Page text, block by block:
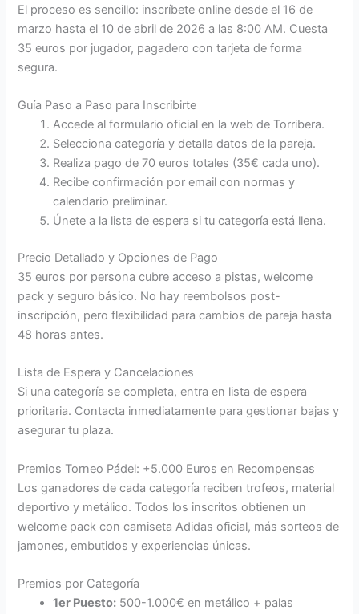
El proceso es sencillo: inscríbete online desde el 16 de
marzo hasta el 10 de abril de 2026 a las 8:00 AM. Cuesta
35 euros por jugador, pagadero con tarjeta de forma
segura.
Guía Paso a Paso para Inscribirte
Accede al formulario oficial en la web de Torribera.
Selecciona categoría y detalla datos de la pareja.
Realiza pago de 70 euros totales (35€ cada uno).
Recibe confirmación por email con normas y
calendario preliminar.
Únete a la lista de espera si tu categoría está llena.
Precio Detallado y Opciones de Pago
35 euros por persona cubre acceso a pistas, welcome
pack y seguro básico. No hay reembolsos post-
inscripción, pero flexibilidad para cambios de pareja hasta
48 horas antes.
Lista de Espera y Cancelaciones
Si una categoría se completa, entra en lista de espera
prioritaria. Contacta inmediatamente para gestionar bajas y
asegurar tu plaza.
Premios Torneo Pádel: +5.000 Euros en Recompensas
Los ganadores de cada categoría reciben trofeos, material
deportivo y metálico. Todos los inscritos obtienen un
welcome pack con camiseta Adidas oficial, más sorteos de
jamones, embutidos y experiencias únicas.
Premios por Categoría
1er Puesto: 500-1.000€ en metálico + palas